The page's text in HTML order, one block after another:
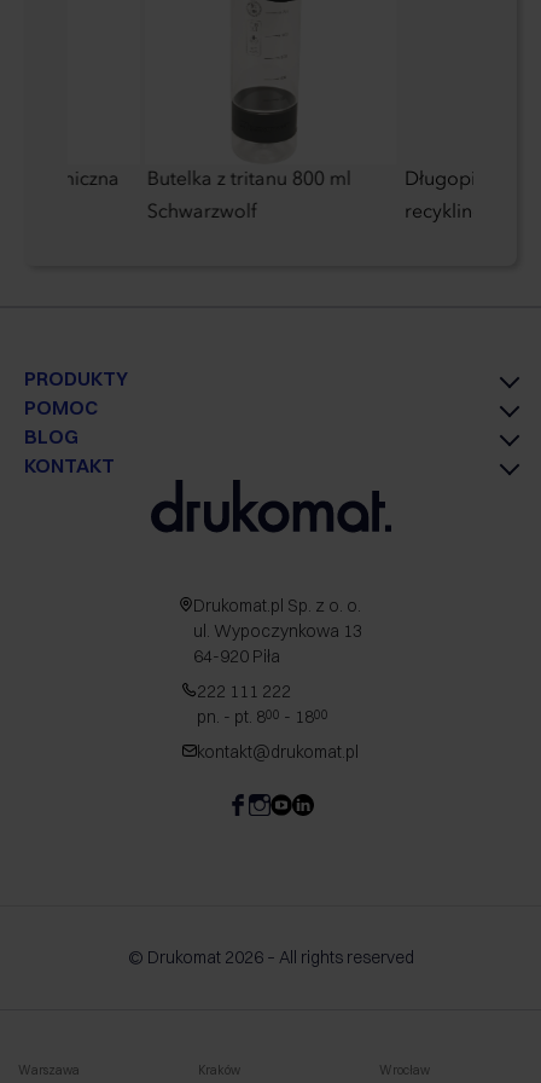
termiczna
Butelka z tritanu 800 ml
Schwarzwolf
Długopis
recyklingu
PRODUKTY
POMOC
BLOG
KONTAKT
Drukomat.pl Sp. z o. o.
ul. Wypoczynkowa 13
64-920 Piła
222 111 222
pn. - pt. 800 - 1800
kontakt@drukomat.pl
© Drukomat 2026 – All rights reserved
Warszawa Kraków Wrocław